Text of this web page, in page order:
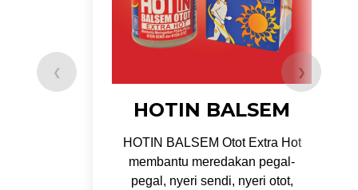
❮ ❯
HOTIN BALSEM
HOTIN BALSEM Otot Extra Hot
membantu meredakan pegal-
pegal, nyeri sendi, nyeri otot,